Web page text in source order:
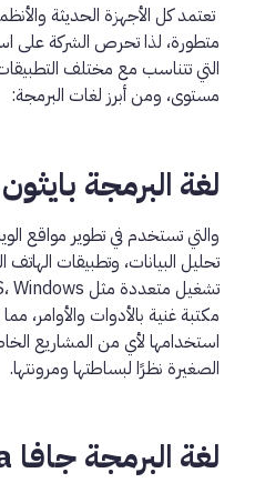
تعتمد كل الأجهزة الحديثة
متطورة، لذا تحرص الشركة على
التي تتناسب مع مختلف
مستوى، ومن أبرز لغات البرمجة:
لغة البرمجة بايثون Python
والتي تستخدم في تطوير مواقع
تحليل البيانات، وتطبيقات
مكتبة غنية بالأدوات والأوامر،
استخدامها لأي من المشاريع
الصغيرة نظرًا لبساطتها ومرونتها.
لغة البرمجة جافا Java